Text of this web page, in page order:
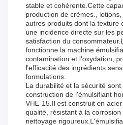
stable et cohérente.Cette
production de crèmes.,
autres produits dont la texture
une incidence directe sur les
satisfaction du
fonctionne la machine
contamination et l'oxydation,
l'efficacité des ingrédients
formulations.
La durabilité et la sécurité
construction de l'émulsifiant
VHE-15.Il est construit en
qualité, résistant à la
nettoyage